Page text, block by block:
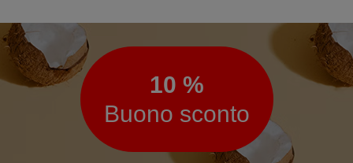
Newsletter
10 %
Buono sconto